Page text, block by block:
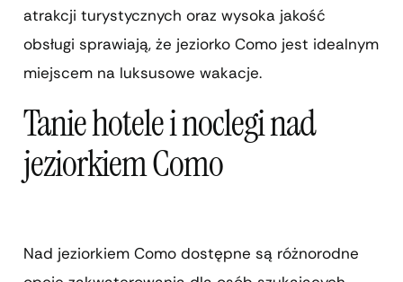
atrakcji turystycznych oraz wysoka jakość
obsługi sprawiają, że jeziorko Como jest idealnym
miejscem na luksusowe wakacje.
Tanie hotele i noclegi nad
jeziorkiem Como
Nad jeziorkiem Como dostępne są różnorodne